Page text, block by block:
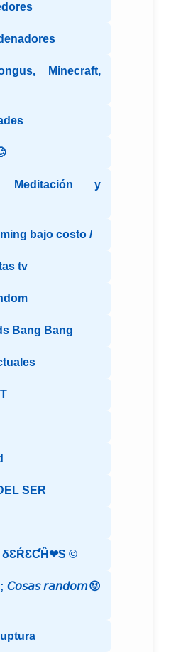
Minecraft,
y
bajo costo /
tv
Bang Bang
SER
©️
𝘊𝘰𝘴𝘢𝘴 𝘳𝘢𝘯𝘥𝘰𝘮😝